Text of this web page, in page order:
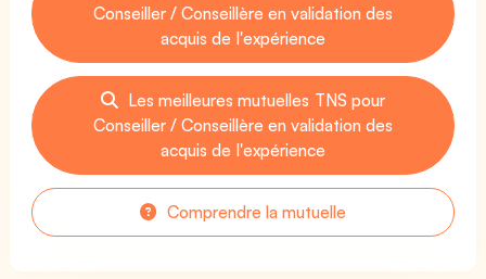
Conseiller / Conseillère en validation des
acquis de l'expérience
Les meilleures mutuelles TNS pour
Conseiller / Conseillère en validation des
acquis de l'expérience
Comprendre la mutuelle